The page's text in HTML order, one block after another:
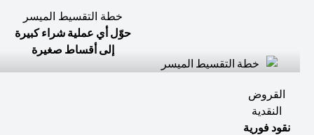
خطة التقسيط الميسر
حوّل أي عملية شراء كبيرة
إلى أقساط صغيرة
القروض
النقدية
نقود فورية